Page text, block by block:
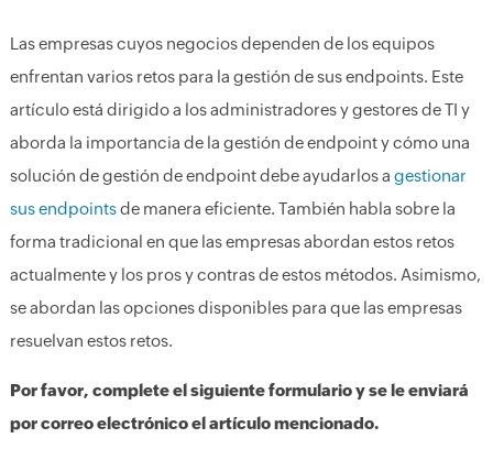
Las empresas cuyos negocios dependen de los equipos
enfrentan varios retos para la gestión de sus endpoints. Este
artículo está dirigido a los administradores y gestores de TI y
aborda la importancia de la gestión de endpoint y cómo una
solución de gestión de endpoint debe ayudarlos a gestionar
sus endpointsde manera eficiente. También habla sobre la
forma tradicional en que las empresas abordan estos retos
actualmente y los pros y contras de estos métodos. Asimismo,
se abordan las opciones disponibles para que las empresas
resuelvan estos retos.
Por favor, complete el siguiente formulario y se le enviará
por correo electrónico el artículo mencionado.